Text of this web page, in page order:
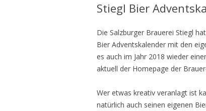
Stiegl Bier
Die Salzburger Brauerei Stiegl
Bier Adventskalender mit den
es auch im Jahr 2018 wieder
aktuell der Homepage der
Wer etwas kreativ veranlagt ist
natürlich auch seinen eigenen